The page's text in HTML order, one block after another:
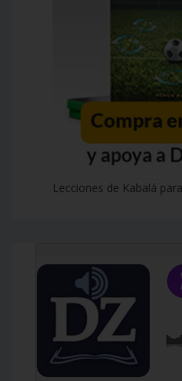
Lecciones de Kabalá